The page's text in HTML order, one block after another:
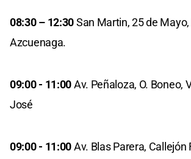
08:30 – 12:30San Martin, 25 de
Azcuenaga.
09:00 - 11:00Av. Peñaloza, O. Boneo,
José
09:00 - 11:00Av. Blas Parera, Callejón